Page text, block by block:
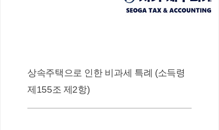
상속주택으로 인한 비과세 특례 (소득령
제155조 제2항)